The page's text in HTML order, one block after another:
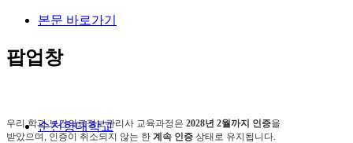
본문 바로가기
팝업창
우리 학과 보건의료정보관리사 교육과정은 2028년 2월까지 인증을
받았으며, 인증이 취소되지 않는 한 계속 인증 상태로 유지됩니다.
순천향대학교